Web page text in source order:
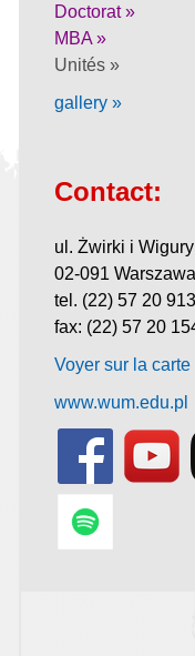
Doctorat »
MBA »
Unités »
gallery »
Contact:
ul. Żwirki i
02-091 Warszawa
tel. (22) 57 20 913
fax: (22) 57 20
Voyer sur la carte
www.wum.edu.pl